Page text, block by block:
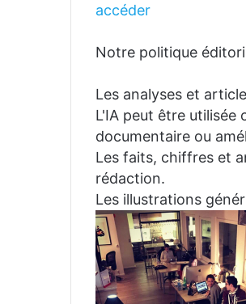
accéder
Notre politique
Les analyses et
L'IA peut être
documentaire ou
Les faits, chiffres et
rédaction.
Les illustrations